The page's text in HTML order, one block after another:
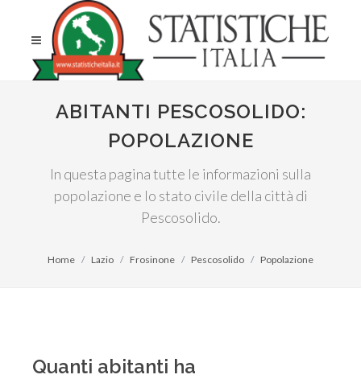
ABITANTI PESCOSOLIDO:
POPOLAZIONE
In questa pagina tutte le informazioni sulla
popolazione e lo stato civile della città di
Pescosolido.
Home Lazio Frosinone Pescosolido Popolazione
Quanti abitanti ha